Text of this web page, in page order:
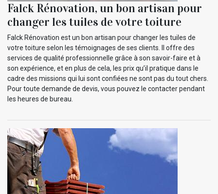
Falck Rénovation, un bon artisan pour
changer les tuiles de votre toiture
Falck Rénovation est un bon artisan pour changer les tuiles de
votre toiture selon les témoignages de ses clients. Il offre des
services de qualité professionnelle grâce à son savoir-faire et à
son expérience, et en plus de cela, les prix qu’il pratique dans le
cadre des missions qui lui sont confiées ne sont pas du tout chers.
Pour toute demande de devis, vous pouvez le contacter pendant
les heures de bureau.